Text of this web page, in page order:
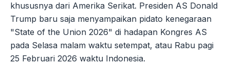
khususnya dari Amerika Serikat. Presiden AS Donald
Trump baru saja menyampaikan pidato kenegaraan
"State of the Union 2026" di hadapan Kongres AS
pada Selasa malam waktu setempat, atau Rabu pagi
25 Februari 2026 waktu Indonesia.